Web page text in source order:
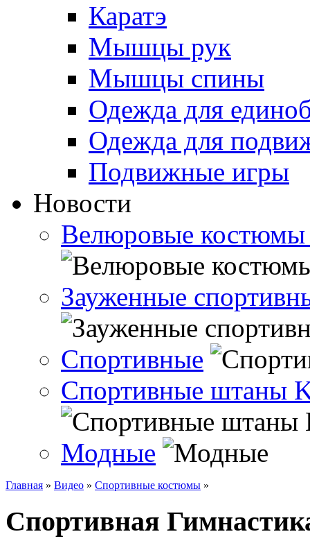
Каратэ
Мышцы рук
Мышцы спины
Одежда для
Одежда для
Подвижные игры
Новости
Велюровые костюмы
Зауженные
Спортивные
Спортивные штаны
Модные
Главная » Видео » Спортивные костюмы »
Спортивная